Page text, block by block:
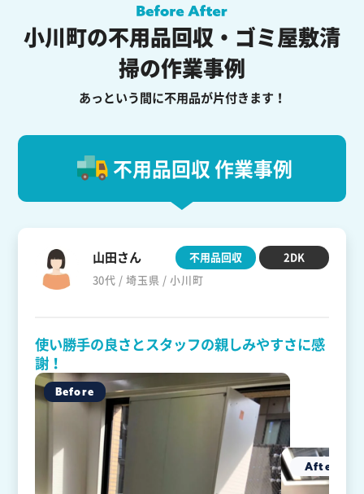
小川町の不用品回収・ゴミ屋敷清
掃の作業事例
あっという間に不用品が片付きます！
不用品回収 作業事例
山田さん
30代 / 埼玉県 / 小川町
不用品回収 2DK
使い勝手の良さとスタッフの親しみやすさに感
謝！